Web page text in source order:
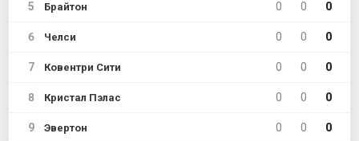
5 Брайтон 0 0 0
6 Челси 0 0 0
7 Ковентри Сити 0 0 0
8 Кристал Пэлас 0 0 0
9 Эвертон 0 0 0